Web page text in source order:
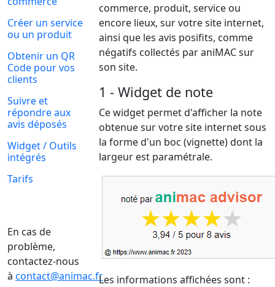
Créer un service
ou un produit
Obtenir un QR
Code pour vos
clients
Suivre et
répondre aux
avis déposés
Widget / Outils
intégrés
Tarifs
En cas de
problème,
contactez-nous
à contact@animac.fr
commerce, produit, service ou
encore lieux, sur votre site internet,
ainsi que les avis posifits, comme
négatifs collectés par aniMAC sur
son site.
1 - Widget de note
Ce widget permet d'afficher la note
obtenue sur votre site internet sous
la forme d'un boc (vignette) dont la
largeur est paramétrale.
Les informations affichées sont :